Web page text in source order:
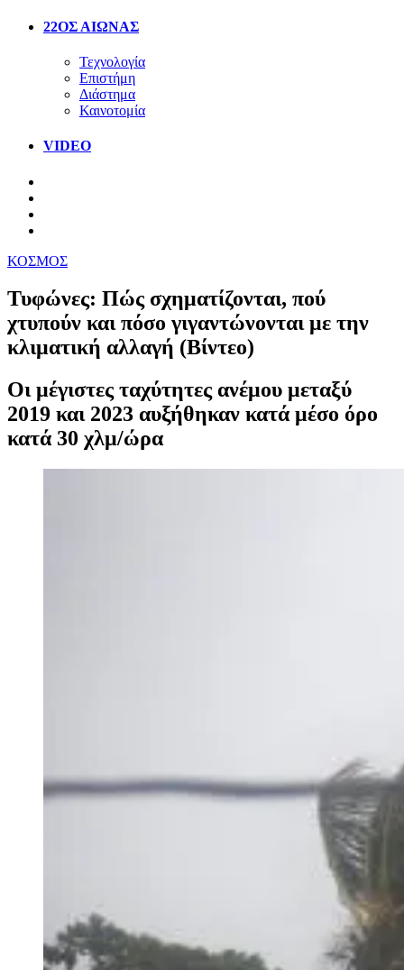
22ΟΣ ΑΙΩΝΑΣ
Τεχνολογία
Επιστήμη
Διάστημα
Καινοτομία
VIDEO
ΚΟΣΜΟΣ
Τυφώνες: Πώς σχηματίζονται, πού
χτυπούν και πόσο γιγαντώνονται με την
κλιματική αλλαγή (Βίντεο)
Οι μέγιστες ταχύτητες ανέμου μεταξύ
2019 και 2023 αυξήθηκαν κατά μέσο όρο
κατά 30 χλμ/ώρα